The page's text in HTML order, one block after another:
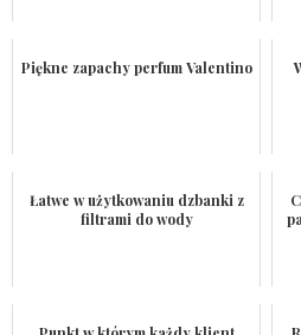
Piękne zapachy perfum Valentino
Łatwe w użytkowaniu dzbanki z
filtrami do wody